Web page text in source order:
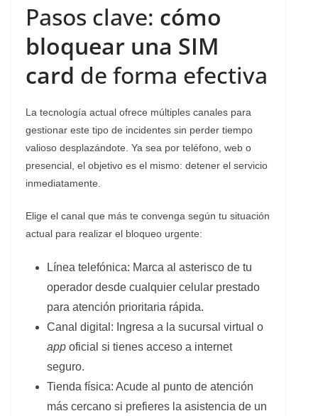
​Pasos clave: cómo
bloquear una SIM
card de forma efectiva
​La tecnología actual ofrece múltiples canales para
gestionar este tipo de incidentes sin perder tiempo
valioso desplazándote. Ya sea por teléfono, web o
presencial, el objetivo es el mismo: detener el servicio
inmediatamente.
​Elige el canal que más te convenga según tu situación
actual para realizar el bloqueo urgente:
​Línea telefónica: Marca al asterisco de tu
operador desde cualquier celular prestado
para atención prioritaria rápida.
​Canal digital: Ingresa a la sucursal virtual o
app oficial si tienes acceso a internet
seguro.
​Tienda física: Acude al punto de atención
más cercano si prefieres la asistencia de un